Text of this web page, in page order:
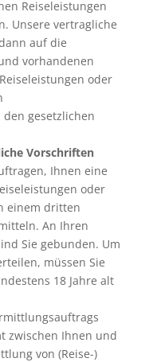
Reiseleistungen
Unsere vertragliche
auf die
vorhandenen
oder
gesetzlichen
Vorschriften
Ihnen eine
oder
einem dritten
An Ihren
Sie gebunden. Um
müssen Sie
18 Jahre alt
zwischen Ihnen und
von (Reise-)